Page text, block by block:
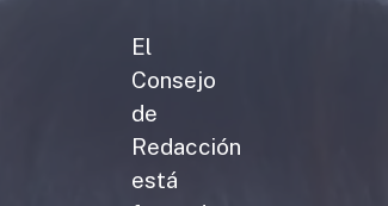
El
Consejo
de
Redacción
está